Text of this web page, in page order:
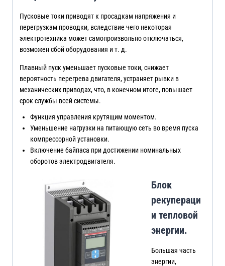
Пусковые токи приводят к просадкам напряжения и
перегрузкам проводки, вследствие чего некоторая
электротехника может самопроизвольно отключаться,
возможен сбой оборудования и т. д.
Плавный пуск уменьшает пусковые токи, снижает
вероятность перегрева двигателя, устраняет рывки в
механических приводах, что, в конечном итоге, повышает
срок службы всей системы.
Функция управления крутящим моментом.
Уменьшение нагрузки на питающую сеть во время пуска
компрессорной установки.
Включение байпаса при достижении номинальных
оборотов электродвигателя.
Блок
рекупераци
и тепловой
энергии.
Большая часть
энергии,